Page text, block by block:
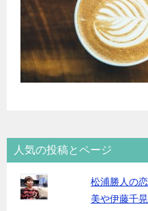
人気の投稿とページ
松浦勝人の
美や伊藤千